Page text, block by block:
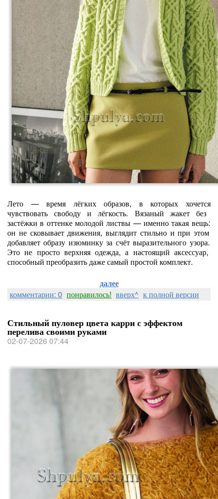
Лето — время лёгкихобразов, в которых хочется
чувствовать свободу и лёгкость. Вязаный жакетбез
застёжки в оттенкемолодой листвы — именно такая вещь:
он несковываетдвижения, выглядит стильнои при этом
добавляет образу изюминкуза счётвыразительного узора.
Это не простоверхняяодежда, а настоящий аксессуар,
способный преобразитьдажесамый простой комплект.
далее
комментарии: 0 понравилось! вверх^ к полной версии
Стильный пуловер цвета карри с эффектом
перелива своими руками
02-07-2026 07:44